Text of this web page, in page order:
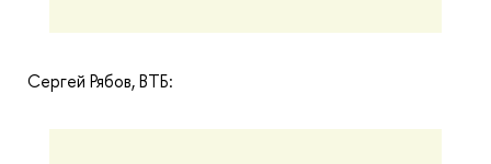
Сергей Рябов, ВТБ: